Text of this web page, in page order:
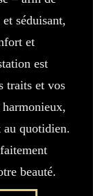
séduisant,
et
est
traits et vos
quotidien.
beauté.